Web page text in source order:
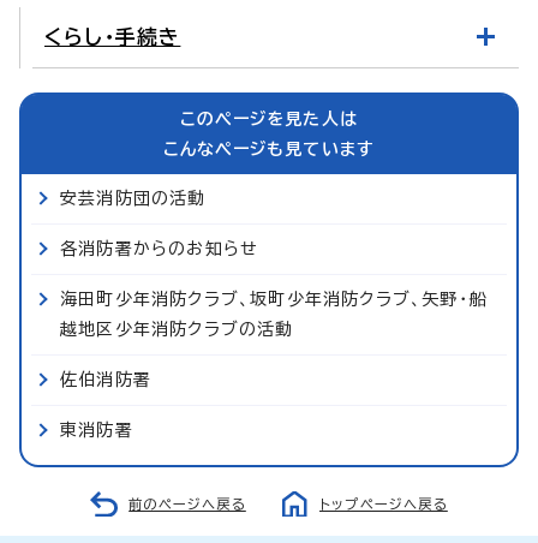
くらし・手続き
このページを見た人は
こんなページも見ています
安芸消防団の活動
各消防署からのお知らせ
海田町少年消防クラブ、坂町少年消防クラブ、矢野・船
越地区少年消防クラブの活動
佐伯消防署
東消防署
前のページへ戻る トップページへ戻る